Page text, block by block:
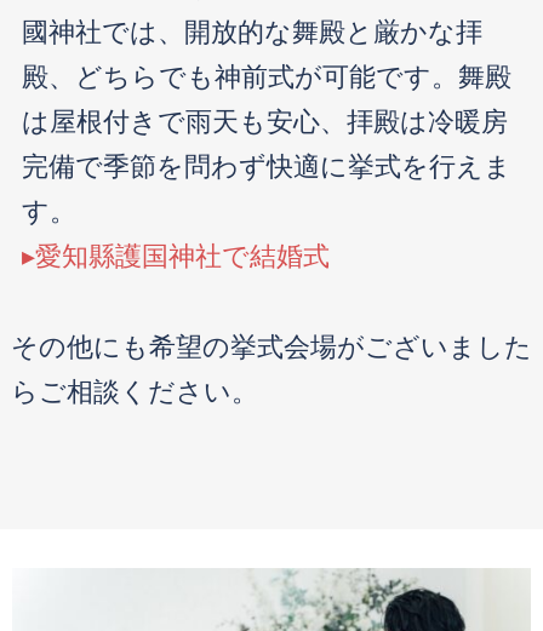
國神社では、開放的な舞殿と厳かな拝
殿、どちらでも神前式が可能です。舞殿
は屋根付きで雨天も安心、拝殿は冷暖房
完備で季節を問わず快適に挙式を行えま
す。
▸愛知縣護国神社で結婚式
その他にも希望の挙式会場がございました
らご相談ください。